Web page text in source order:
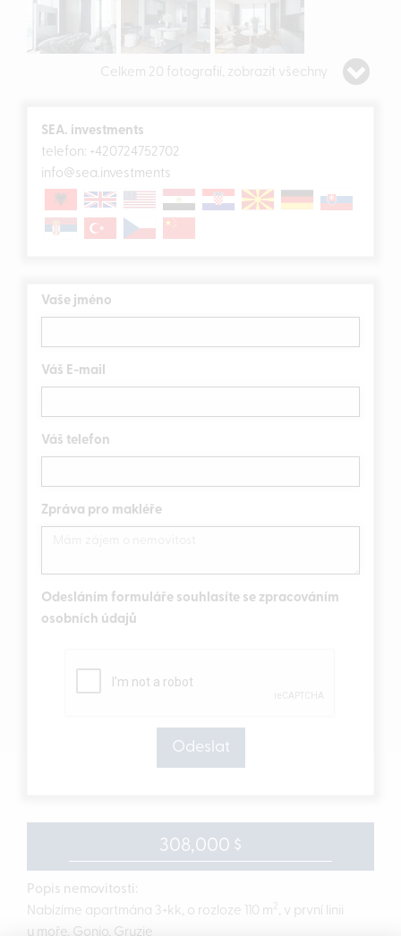
Celkem 20 fotografií, zobrazit všechny
SEA. investments
telefon: +420724752702
info@sea.investments
Vaše jméno
Váš E-mail
Váš telefon
Zpráva pro makléře
Odesláním formuláře souhlasíte se zpracováním
osobních údajů
308,000 $
Popis nemovitosti:
Nabízíme apartmána 3+kk, o rozloze 110 m2 , v první linii
u moře, Gonio, Gruzie